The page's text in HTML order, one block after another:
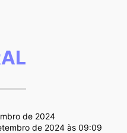
de 2024
de 2024 às 09:09